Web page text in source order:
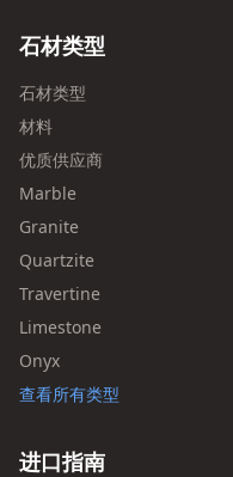
石材类型
石材类型
材料
优质供应商
Marble
Granite
Quartzite
Travertine
Limestone
Onyx
查看所有类型
进口指南